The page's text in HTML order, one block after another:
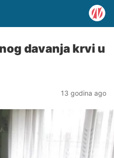
davanja krvi u
13 godina ago